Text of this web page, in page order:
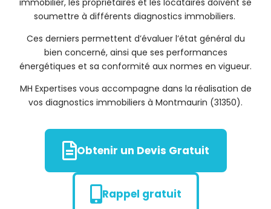
immobilier, les propriétaires et les locataires doivent se
soumettre à différents diagnostics immobiliers.
Ces derniers permettent d’évaluer l’état général du
bien concerné, ainsi que ses performances
énergétiques et sa conformité aux normes en vigueur.
MH Expertises vous accompagne dans la réalisation de
vos diagnostics immobiliers à Montmaurin (31350).
Obtenir un Devis Gratuit
Rappel gratuit